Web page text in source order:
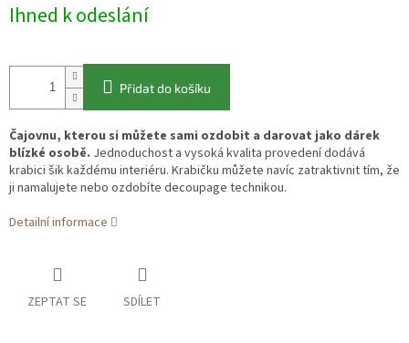
cena:
Ihned k odeslání
Přidat do košíku
Čajovnu, kterou si můžete sami ozdobit a darovat jako dárek
blízké osobě. Jednoduchost a vysoká kvalita provedení dodává
krabici šik každému interiéru. Krabičku můžete navíc zatraktivnit tím, že
ji namalujete nebo ozdobíte decoupage technikou.
Detailní informace
ZEPTAT SE SDÍLET